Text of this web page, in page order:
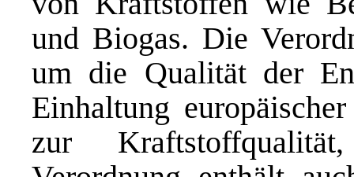
und Biogas. Die
um die Qualität der
Einhaltung
zur